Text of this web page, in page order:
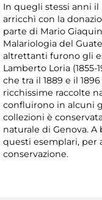
In quegli stessi anni
arricchì con la
parte di Mario
Malariologia del
altrettanti furono gli
Lamberto Loria
che tra il 1889 e il
ricchissime raccolte
confluirono in alcuni
collezioni è
naturale di Genova.
questi esemplari, per
conservazione.